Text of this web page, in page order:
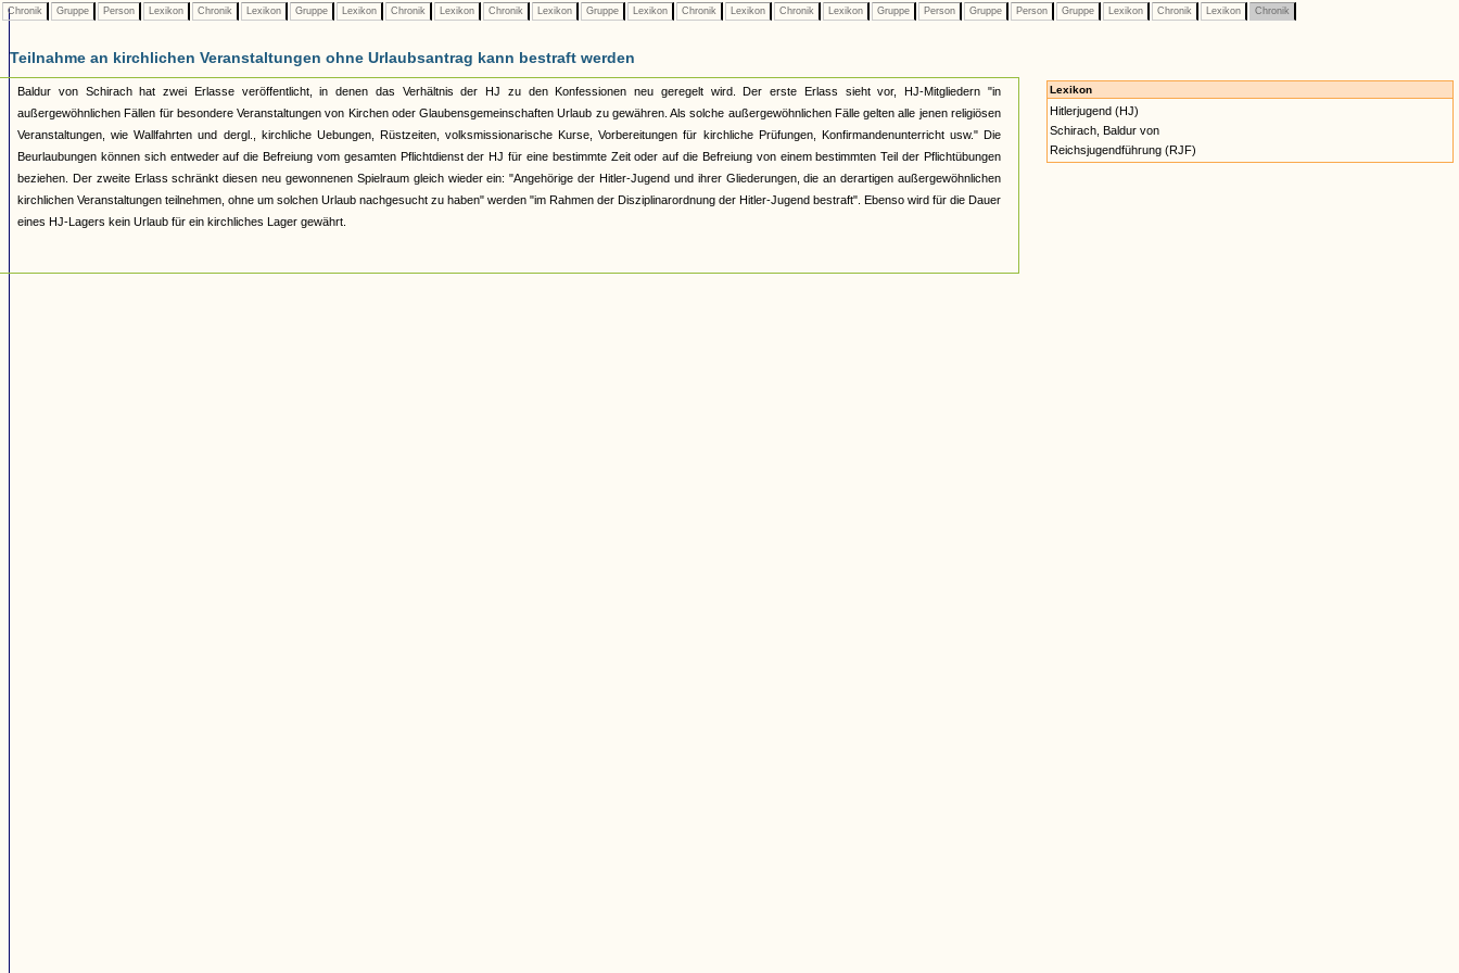
Chronik Gruppe Person Lexikon Chronik Lexikon Gruppe Lexikon Chronik Lexikon Chronik Lexikon Gruppe Lexikon Chronik Lexikon Chronik Lexikon Gruppe Person Gruppe Person Gruppe Lexikon Chronik Lexikon Chronik
Teilnahme an kirchlichen Veranstaltungen ohne Urlaubsantrag kann bestraft werden
Baldur von Schirach hat zwei Erlasse veröffentlicht, in denen das Verhältnis der HJ zu den Konfessionen neu geregelt wird. Der erste Erlass sieht vor, HJ-Mitgliedern "in
außergewöhnlichen Fällen für besondere Veranstaltungen von Kirchen oder Glaubensgemeinschaften Urlaub zu gewähren. Als solche außergewöhnlichen Fälle gelten alle jenen religiösen
Veranstaltungen, wie Wallfahrten und dergl., kirchliche Uebungen, Rüstzeiten, volksmissionarische Kurse, Vorbereitungen für kirchliche Prüfungen, Konfirmandenunterricht usw." Die
Beurlaubungen können sich entweder auf die Befreiung vom gesamten Pflichtdienst der HJ für eine bestimmte Zeit oder auf die Befreiung von einem bestimmten Teil der Pflichtübungen
beziehen. Der zweite Erlass schränkt diesen neu gewonnenen Spielraum gleich wieder ein: "Angehörige der Hitler-Jugend und ihrer Gliederungen, die an derartigen außergewöhnlichen
kirchlichen Veranstaltungen teilnehmen, ohne um solchen Urlaub nachgesucht zu haben" werden "im Rahmen der Disziplinarordnung der Hitler-Jugend bestraft". Ebenso wird für die Dauer
eines HJ-Lagers kein Urlaub für ein kirchliches Lager gewährt.
Lexikon
Hitlerjugend (HJ)
Schirach, Baldur von
Reichsjugendführung (RJF)